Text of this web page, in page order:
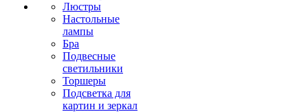
Люстры
Настольные
лампы
Бра
Подвесные
светильники
Торшеры
Подсветка для
картин и зеркал